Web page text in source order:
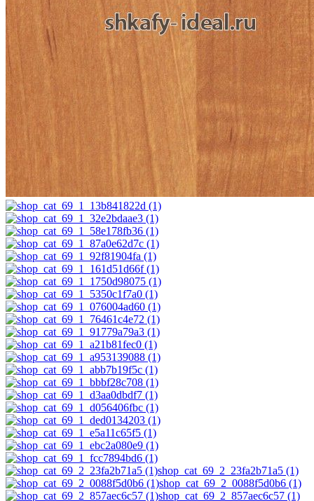
shop_cat_69_2_23fa2b71a5 (1)
shop_cat_69_2_0088f5d0b6 (1)
shop_cat_69_2_857aec6c57 (1)